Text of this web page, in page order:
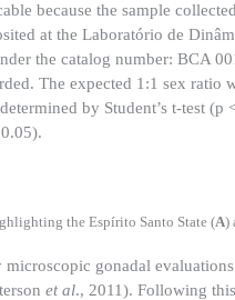
because the sample
at the Laboratório de
the catalog number: BCA
The expected 1:1 sex ratio
by Student’s t-test
the Espírito Santo State (A)
microscopic gonadal
et al., 2011). Following